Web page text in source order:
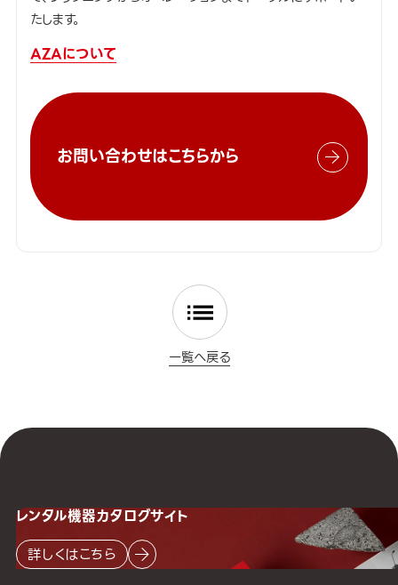
たします。
AZAについて
お問い合わせはこちらから
一覧へ戻る
レンタル機器カタログサイト
詳しくはこちら